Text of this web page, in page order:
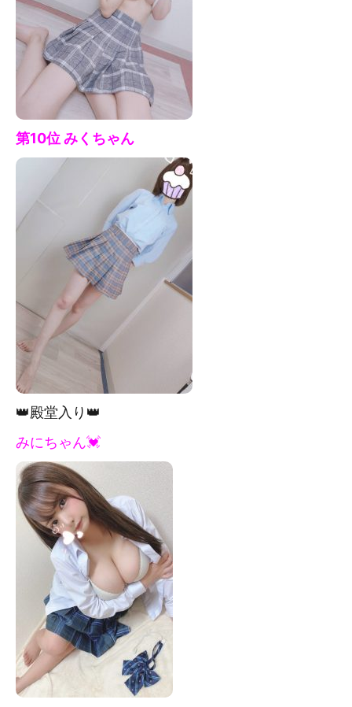
第10位 みく ちゃん
👑殿堂入り👑
みにちゃん💓